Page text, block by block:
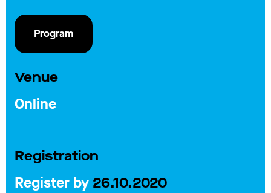
Program
Venue
Online
Registration
Register by 26.10.2020